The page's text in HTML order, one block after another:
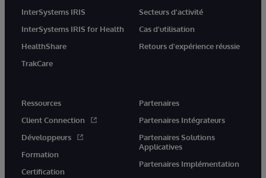
InterSystems IRIS
InterSystems IRIS for Health
HealthShare
TrakCare
Secteurs d'activité
Cas d'utilisation
Retours d'expérience réussie
Ressources
Client Connection
Développeurs
Formation
Certification
Partenaires
Partenaires Intégrateurs
Partenaires Solutions
Applicatives
Partenaires Implémentation